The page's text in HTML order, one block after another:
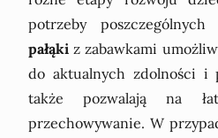
potrzeby
pałąki z zabawkami
do aktualnych zdolności i
także pozwalają na
przechowywanie. W